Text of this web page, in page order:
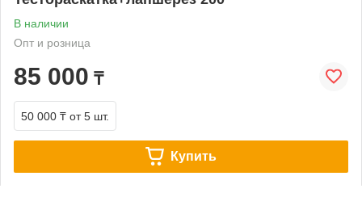
В наличии
Опт и розница
85 000 ₸
50 000 ₸ от 5 шт.
Купить